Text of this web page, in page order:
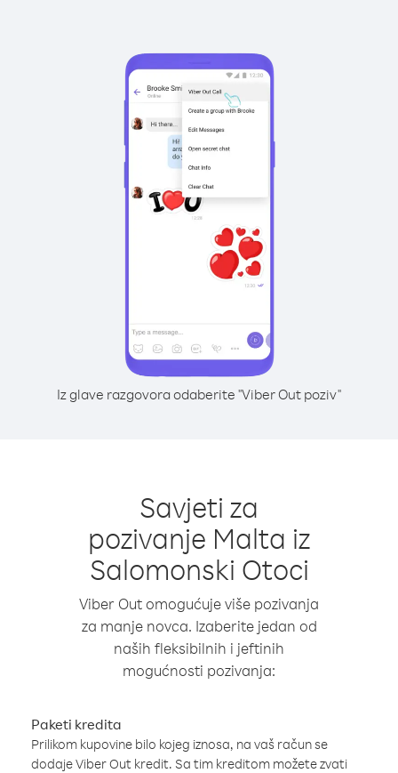
Iz glave razgovora odaberite "Viber Out poziv"
Savjeti za
pozivanje Malta iz
Salomonski Otoci
Viber Out omogućuje više pozivanja
za manje novca. Izaberite jedan od
naših fleksibilnih i jeftinih
mogućnosti pozivanja:
Paketi kredita
Prilikom kupovine bilo kojeg iznosa, na vaš račun se
dodaje Viber Out kredit. Sa tim kreditom možete zvati